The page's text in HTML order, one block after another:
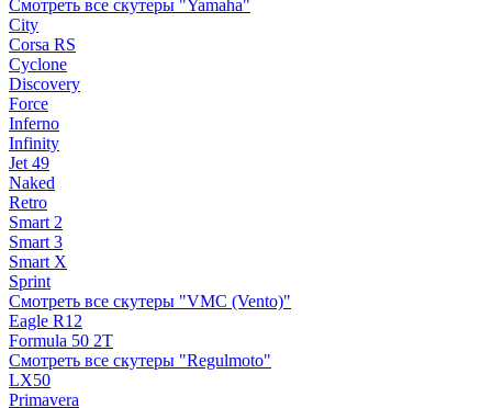
Смотреть все скутеры "Yamaha"
City
Corsa RS
Cyclone
Discovery
Force
Inferno
Infinity
Jet 49
Naked
Retro
Smart 2
Smart 3
Smart X
Sprint
Смотреть все скутеры "VMC (Vento)"
Eagle R12
Formula 50 2Т
Смотреть все скутеры "Regulmoto"
LX50
Primavera